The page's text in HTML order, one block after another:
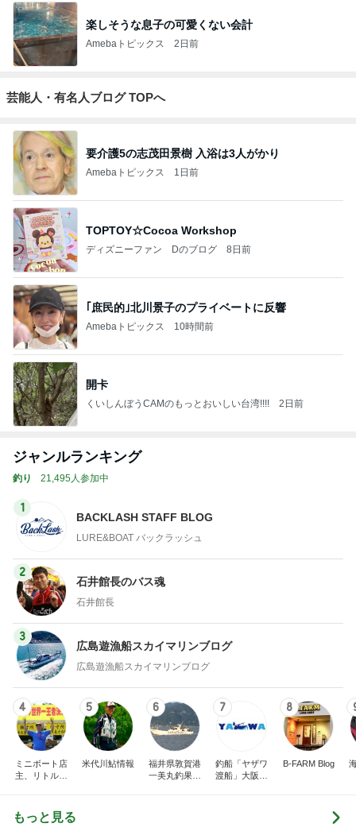
楽しそうな息子の可愛くない会計
Amebaトピックス 2日前
芸能人・有名人ブログ TOPへ
要介護5の志茂田景樹 入浴は3人がかり
Amebaトピックス 1日前
TOPTOY☆Cocoa Workshop
ディズニーファン Dのブログ 8日前
｢庶民的｣北川景子のプライベートに反響
Amebaトピックス 10時間前
開卡
くいしんぼうCAMのもっとおいしい台湾!!!! 2日前
ジャンルランキング
釣り 21,495人参加中
1
BACKLASH STAFF BLOG
LURE&BOAT バックラッシュ
2
石井館長のバス魂
石井館長
3
広島遊漁船スカイマリンブログ
広島遊漁船スカイマリンブログ
4
ミニボート店
主、リトルボ
5
米代川鮎情報
6
福井県敦賀港
一美丸釣果ブ
7
釣船「ヤザワ
渡船」大阪市
8
B-FARM Blog
もっと見る